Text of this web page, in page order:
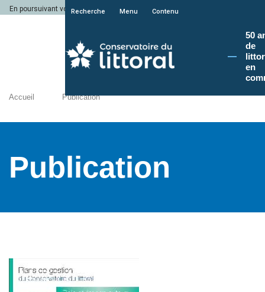
En poursuivant votre navigation sur le site du Conservatoire du littoral, vous
Recherche Menu Contenu
50
de
en
Accueil Publication
Publication